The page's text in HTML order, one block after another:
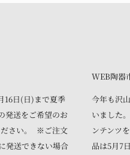
16日(日)まで夏季
発送をご希望のお
ださい。 ※ご注文
発送できない場合
WEB陶器
今年も沢
いました
ンテンツ
品は5月7